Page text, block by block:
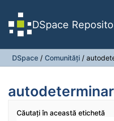
DSpace
DSpace / Comunități /
Căutați în această etichetă